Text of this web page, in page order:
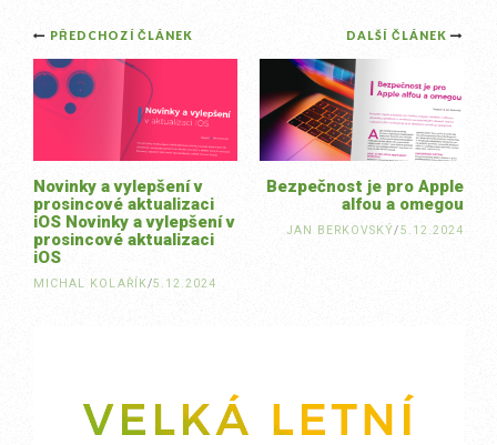
Post
navigation
DALŠÍ ČLÁNEK
Bezpečnost je pro Apple
alfou a omegou
JAN BERKOVSKÝ/5.12.2024
PŘEDCHOZÍ ČLÁNEK
Novinky a vylepšení v
prosincové aktualizaci
iOS Novinky a vylepšení v
prosincové aktualizaci
iOS
MICHAL KOLAŘÍK/5.12.2024